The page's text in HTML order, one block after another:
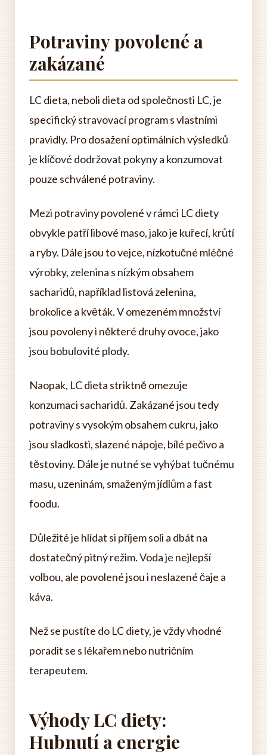
Potraviny povolené a
zakázané
LC dieta, neboli dieta od společnosti LC, je
specifický stravovací program s vlastními
pravidly. Pro dosažení optimálních výsledků
je klíčové dodržovat pokyny a konzumovat
pouze schválené potraviny.
Mezi potraviny povolené v rámci LC diety
obvykle patří libové maso, jako je kuřecí, krůtí
a ryby. Dále jsou to vejce, nízkotučné mléčné
výrobky, zelenina s nízkým obsahem
sacharidů, například listová zelenina,
brokolice a květák. V omezeném množství
jsou povoleny i některé druhy ovoce, jako
jsou bobulovité plody.
Naopak, LC dieta striktně omezuje
konzumaci sacharidů. Zakázané jsou tedy
potraviny s vysokým obsahem cukru, jako
jsou sladkosti, slazené nápoje, bílé pečivo a
těstoviny. Dále je nutné se vyhýbat tučnému
masu, uzeninám, smaženým jídlům a fast
foodu.
Důležité je hlídat si příjem soli a dbát na
dostatečný pitný režim. Voda je nejlepší
volbou, ale povolené jsou i neslazené čaje a
káva.
Než se pustíte do LC diety, je vždy vhodné
poradit se s lékařem nebo nutričním
terapeutem.
Výhody LC diety:
Hubnutí a energie